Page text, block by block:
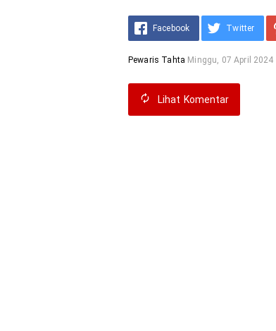
Facebook Twitter
Pewaris Tahta Minggu, 07 April 2024
Lihat Komentar